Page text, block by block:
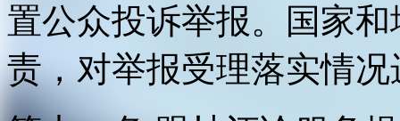
置公众投诉举报。国家
责，对举报受理落实情